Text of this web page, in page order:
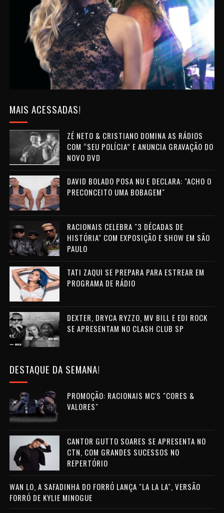
MAIS ACESSADAS!
ZÉ NETO & CRISTIANO DOMINA AS RÁDIOS
COM “SEU POLÍCIA” E ANUNCIA GRAVAÇÃO DO
NOVO DVD
DAVID BOLADO POSA NU E DECLARA: "ACHO O
PRECONCEITO UMA BOBAGEM"
RACIONAIS CELEBRA "3 DÉCADAS DE
HISTÓRIA" COM EXPOSIÇÃO E SHOW EM SÃO
PAULO
TATI ZAQUI SE PREPARA PARA ESTREAR EM
PROGRAMA DE RÁDIO
DEXTER, DRYCA RYZZO, MV BILL E EDI ROCK
SE APRESENTAM NO CLASH CLUB SP
DESTAQUE DA SEMANA!
PROMOÇÃO: RACIONAIS MC'S "CORES &
VALORES"
CANTOR GUTTO SOARES SE APRESENTA NO
CTN, COM GRANDES SUCESSOS NO
REPERTÓRIO
WAN LO, A SAFADINHA DO FORRÓ LANÇA "LA LA LA", VERSÃO
FORRÓ DE KYLIE MINOGUE